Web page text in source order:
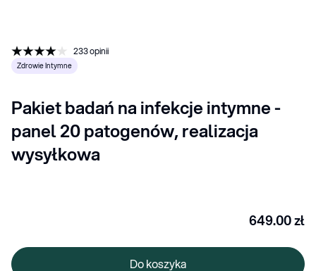
233opinii
Zdrowie Intymne
Pakiet badań na infekcje intymne -
panel 20 patogenów, realizacja
wysyłkowa
649.00zł
Do koszyka